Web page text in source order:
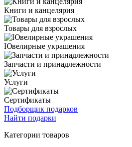
Книги и канцелярия
Товары для взрослых
Ювелирные украшения
Запчасти и принадлежности
Услуги
Сертификаты
Подборщик подарков
Найти подарки
Категории товаров